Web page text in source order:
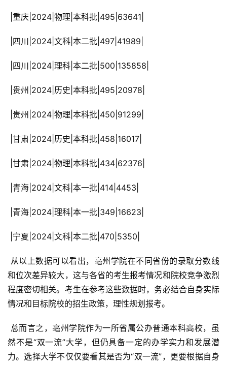
|重庆|2024|物理|本科批|495|63641|
|四川|2024|文科|本二批|497|41989|
|四川|2024|理科|本二批|500|135858|
|贵州|2024|历史|本科批|495|20978|
|贵州|2024|物理|本科批|450|91299|
|甘肃|2024|历史|本科批|458|16017|
|甘肃|2024|物理|本科批|434|62376|
|青海|2024|文科|本一批|414|4453|
|青海|2024|理科|本一批|349|16623|
|宁夏|2024|文科|本二批|470|5350|
和位次差异较大，这与各省的考生报考情况和院校竞争激烈
程度密切相关。考生在参考这些数据时，务必结合自身实际
情况和目标院校的招生政策，理性规划报考。
然不是“双一流”大学，但仍具备一定的办学实力和发展潜
力。选择大学不仅仅要看其是否为“双一流”，更要根据自身